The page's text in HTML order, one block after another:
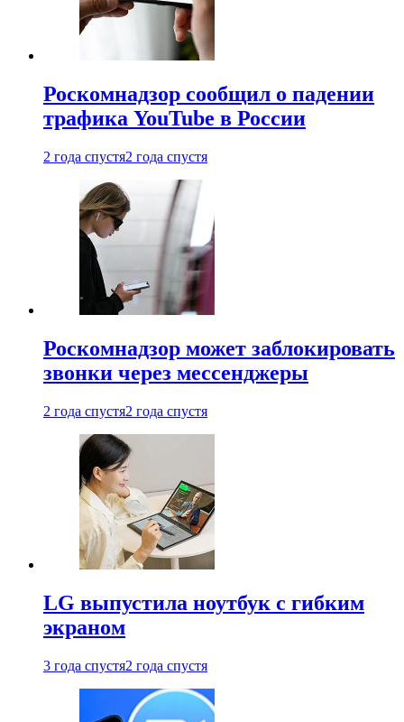
Роскомнадзор сообщил о падении
трафика YouTube в России
2 года спустя2 года спустя
Роскомнадзор может заблокировать
звонки через мессенджеры
2 года спустя2 года спустя
LG выпустила ноутбук с гибким
экраном
3 года спустя2 года спустя